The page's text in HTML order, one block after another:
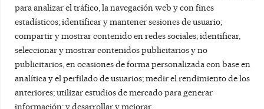
para analizar el tráfico, la navegación web y con fines
estadísticos; identificar y mantener sesiones de usuario;
compartir y mostrar contenido en redes sociales; identificar,
seleccionar y mostrar contenidos publicitarios y no
publicitarios, en ocasiones de forma personalizada con base en
analítica y el perfilado de usuarios; medir el rendimiento de los
anteriores; utilizar estudios de mercado para generar
información; y desarrollar y mejorar